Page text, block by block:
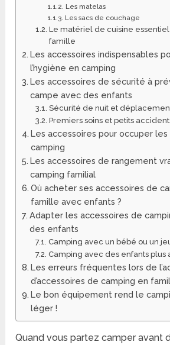
Les matelas
Les sacs de couchage
Le matériel de cuisine
famille
Les accessoires indispensables
l’hygiène en camping
Les accessoires de sécurité à
campe avec des enfants
Sécurité de nuit et
Premiers soins et petits
Les accessoires pour occuper les
camping
Les accessoires de rangement
camping familial
Où acheter ses accessoires de
famille avec enfants ?
Adapter les accessoires de
des enfants
Camping avec un bébé ou un
Camping avec des enfants plus
Les erreurs fréquentes lors de
d’accessoires de camping en
Le bon équipement rend le
léger !
Quand vous partez camper avant